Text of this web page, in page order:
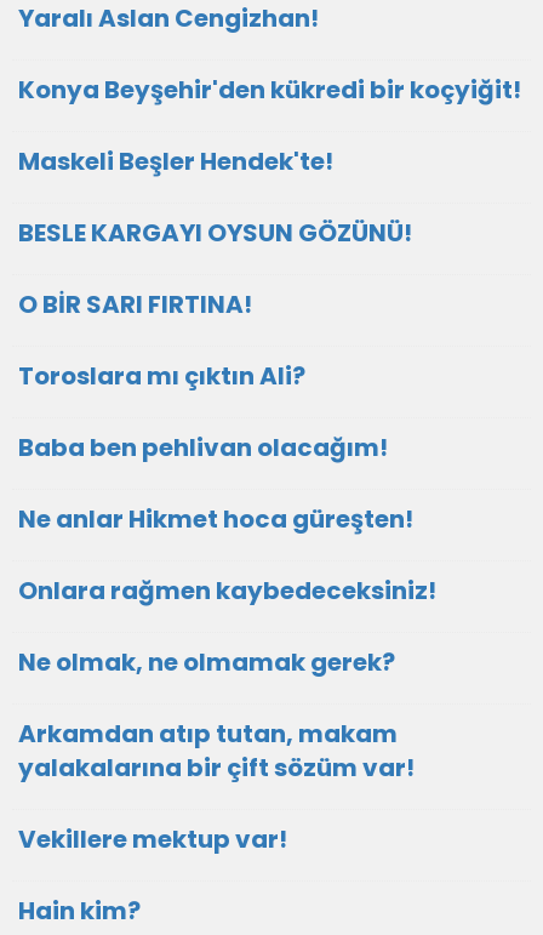
Yaralı Aslan Cengizhan!
Konya Beyşehir'den kükredi bir koçyiğit!
Maskeli Beşler Hendek'te!
BESLE KARGAYI OYSUN GÖZÜNÜ!
O BİR SARI FIRTINA!
Toroslara mı çıktın Ali?
Baba ben pehlivan olacağım!
Ne anlar Hikmet hoca güreşten!
Onlara rağmen kaybedeceksiniz!
Ne olmak, ne olmamak gerek?
Arkamdan atıp tutan, makam
yalakalarına bir çift sözüm var!
Vekillere mektup var!
Hain kim?